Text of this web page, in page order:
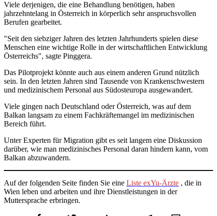
Viele derjenigen, die eine Behandlung benötigen, haben
jahrzehntelang in Österreich in körperlich sehr anspruchsvollen
Berufen gearbeitet.
"Seit den siebziger Jahren des letzten Jahrhunderts spielen diese
Menschen eine wichtige Rolle in der wirtschaftlichen Entwicklung
Österreichs", sagte Pinggera.
Das Pilotprojekt könnte auch aus einem anderen Grund nützlich
sein. In den letzten Jahren sind Tausende von Krankenschwestern
und medizinischem Personal aus Südosteuropa ausgewandert.
Viele gingen nach Deutschland oder Österreich, was auf dem
Balkan langsam zu einem Fachkräftemangel im medizinischen
Bereich führt.
Unter Experten für Migration gibt es seit langem eine Diskussion
darüber, wie man medizinisches Personal daran hindern kann, vom
Balkan abzuwandern.
Auf der folgenden Seite finden Sie eine Liste exYu-Ärzte , die in
Wien leben und arbeiten und ihre Dienstleistungen in der
Muttersprache erbringen.